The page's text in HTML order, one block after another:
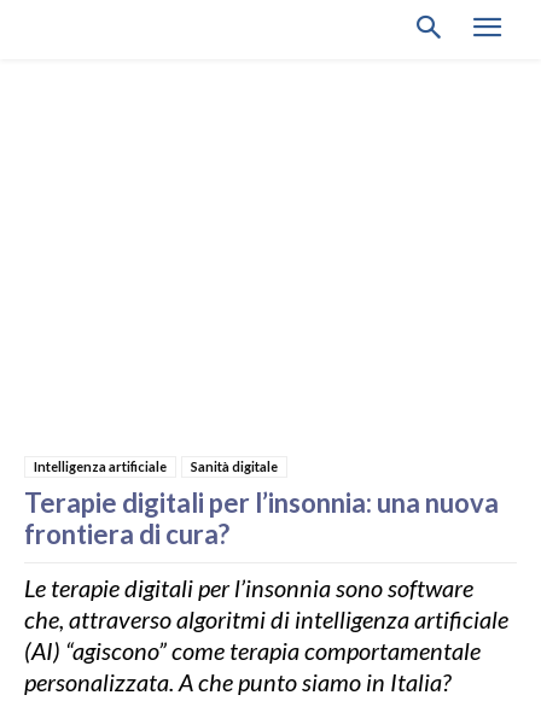
Intelligenza artificiale Sanità digitale
Terapie digitali per l’insonnia: una nuova
frontiera di cura?
Le terapie digitali per l’insonnia sono software
che, attraverso algoritmi di intelligenza artificiale
(AI) “agiscono” come terapia comportamentale
personalizzata. A che punto siamo in Italia?